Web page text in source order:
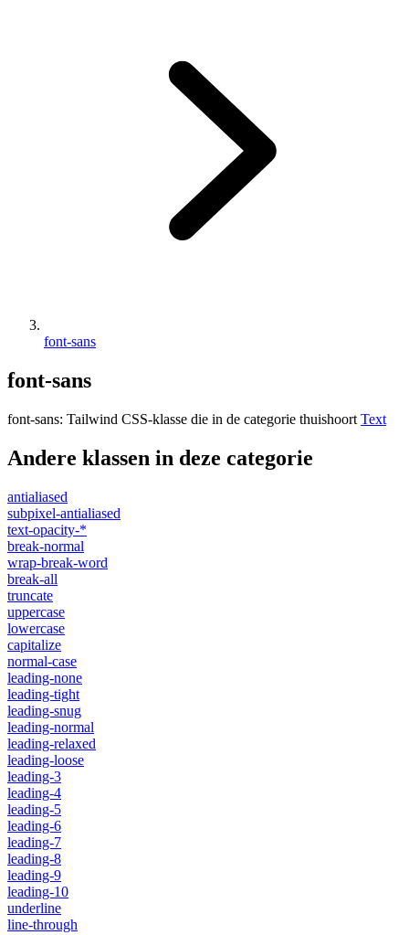
font-sans
font-sans
font-sans: Tailwind CSS-klasse die in de categorie thuishoort Text
Andere klassen in deze categorie
antialiased
subpixel-antialiased
text-opacity-*
break-normal
wrap-break-word
break-all
truncate
uppercase
lowercase
capitalize
normal-case
leading-none
leading-tight
leading-snug
leading-normal
leading-relaxed
leading-loose
leading-3
leading-4
leading-5
leading-6
leading-7
leading-8
leading-9
leading-10
underline
line-through